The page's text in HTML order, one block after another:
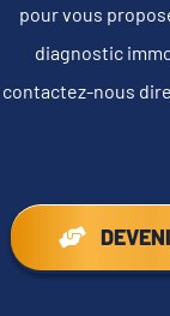
pour vous
diagnostic
contactez-nous